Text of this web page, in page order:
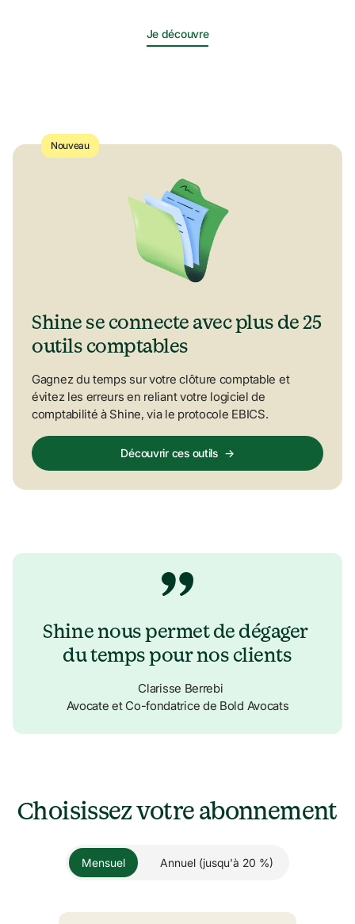
Je découvre
Nouveau
Shine se connecte avec plus de 25
outils comptables
Gagnez du temps sur votre clôture comptable et
évitez les erreurs en reliant votre logiciel de
comptabilité à Shine, via le protocole EBICS.
Découvrir ces outils →
Shine nous permet de dégager
du temps pour nos clients
Clarisse Berrebi
Avocate et Co-fondatrice de Bold Avocats
Choisissez votre abonnement
Mensuel Annuel (jusqu'à 20 %)